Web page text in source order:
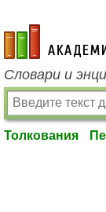
academic.ru
Словари и
Толкования